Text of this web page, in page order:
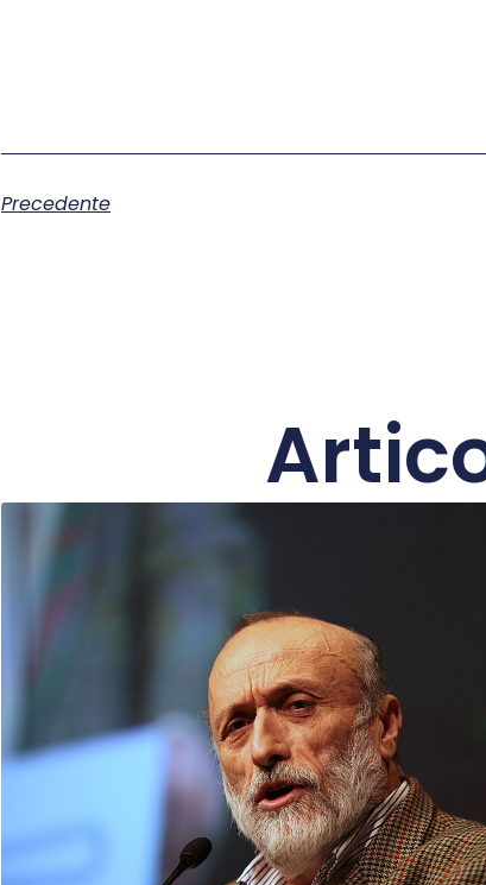
Precedente